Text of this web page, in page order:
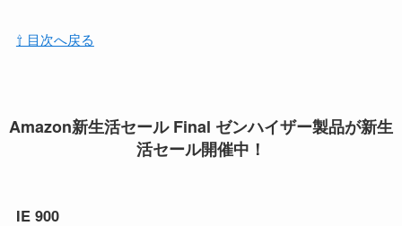
⇧ 目次へ戻る
Amazon新生活セール Final ゼンハイザー製品が新生
活セール開催中！
IE 900